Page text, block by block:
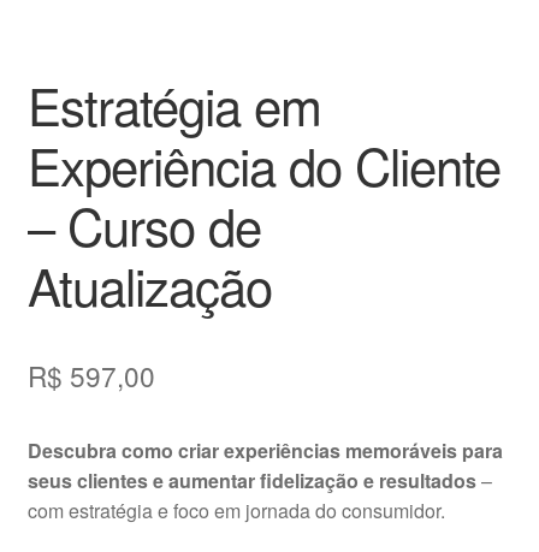
Estratégia em
Experiência do Cliente
– Curso de
Atualização
R$ 597,00
Descubra como criar experiências memoráveis para
seus clientes e aumentar fidelização e resultados–
com estratégia e foco em jornada do consumidor.